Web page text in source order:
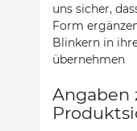
uns sicher,
Form
Blinkern in
übernehmen
Angaben